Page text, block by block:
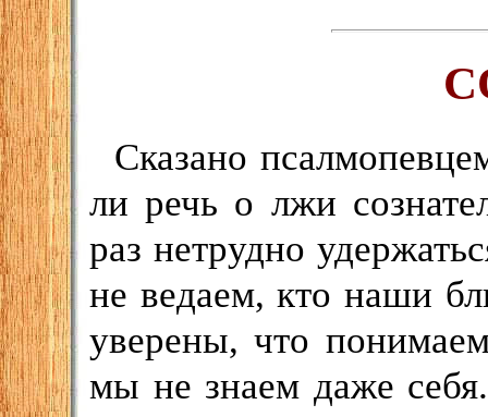
Сказано
ли речь о лжи
раз нетрудно
не ведаем, кто наши
уверены, что
мы не знаем даже